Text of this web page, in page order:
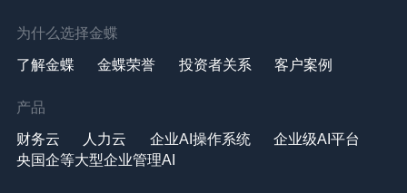
为什么选择金蝶
了解金蝶 金蝶荣誉 投资者关系 客户案例
产品
财务云 人力云 企业AI操作系统
企业级AI平台
央国企等大型企业管理AI